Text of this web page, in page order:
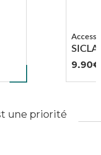
9.90
une priorité